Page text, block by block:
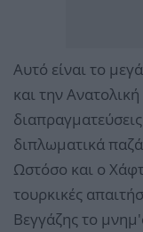
Αυτό είναι το
και την
διπλωματικά
Ωστόσο και ο
τουρκικές
Βεγγάζης το